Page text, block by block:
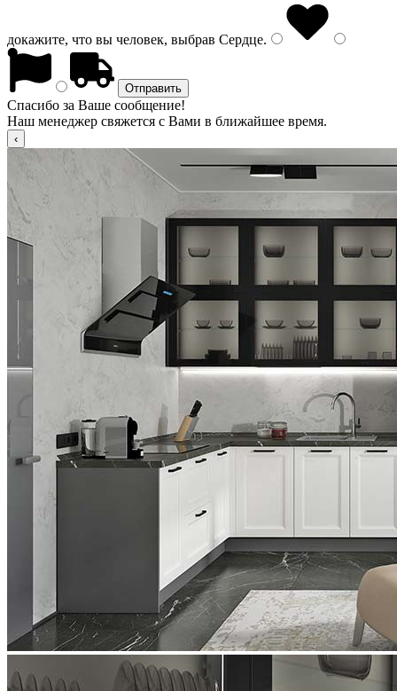
докажите, что вы человек, выбрав Сердце.
Спасибо за Ваше сообщение!
Наш менеджер свяжется с Вами в ближайшее время.